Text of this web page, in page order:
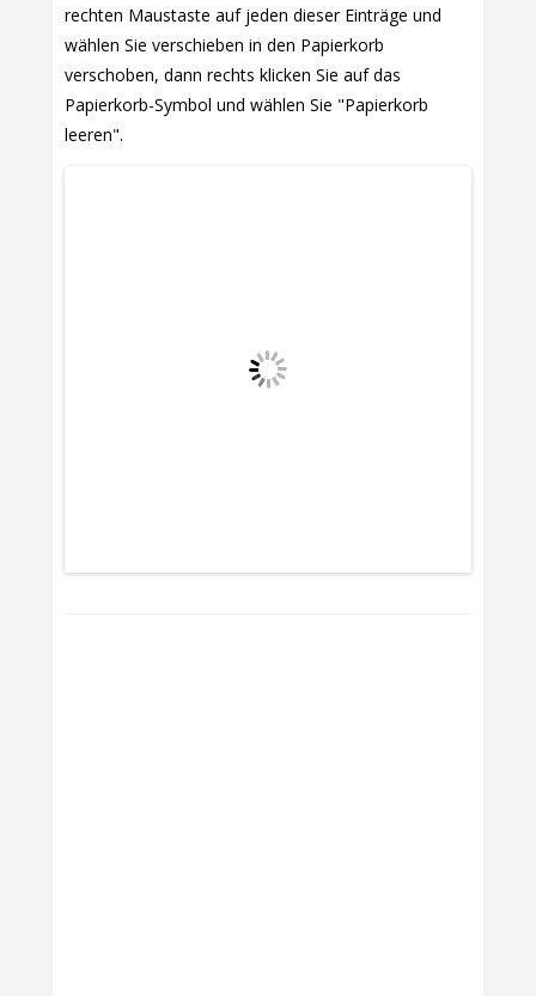
rechten Maustaste auf jeden dieser Einträge und
wählen Sie verschieben in den Papierkorb
verschoben, dann rechts klicken Sie auf das
Papierkorb-Symbol und wählen Sie "Papierkorb
leeren".